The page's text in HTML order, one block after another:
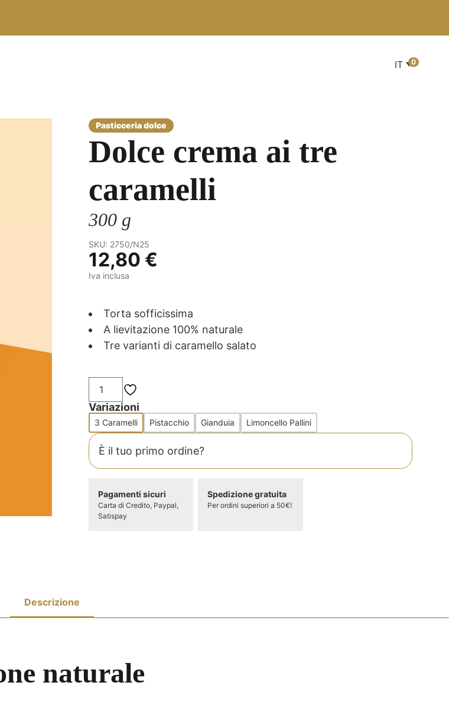
IT 0
Dolce crema ai tre
caramelli
300 g
SKU: 2750/N25
12,80 €
Iva inclusa
Torta sofficissima
A lievitazione 100% naturale
Tre varianti di caramello salato
Dolce
tre
caramelli
quantità
Variazioni
3 Caramelli Pistacchio Gianduia Limoncello Pallini
È il tuo primo ordine?
Pagamenti sicuri
Carta di Credito, Paypal,
Satispay
Spedizione gratuita
Per ordini superiori a 50€!
naturale